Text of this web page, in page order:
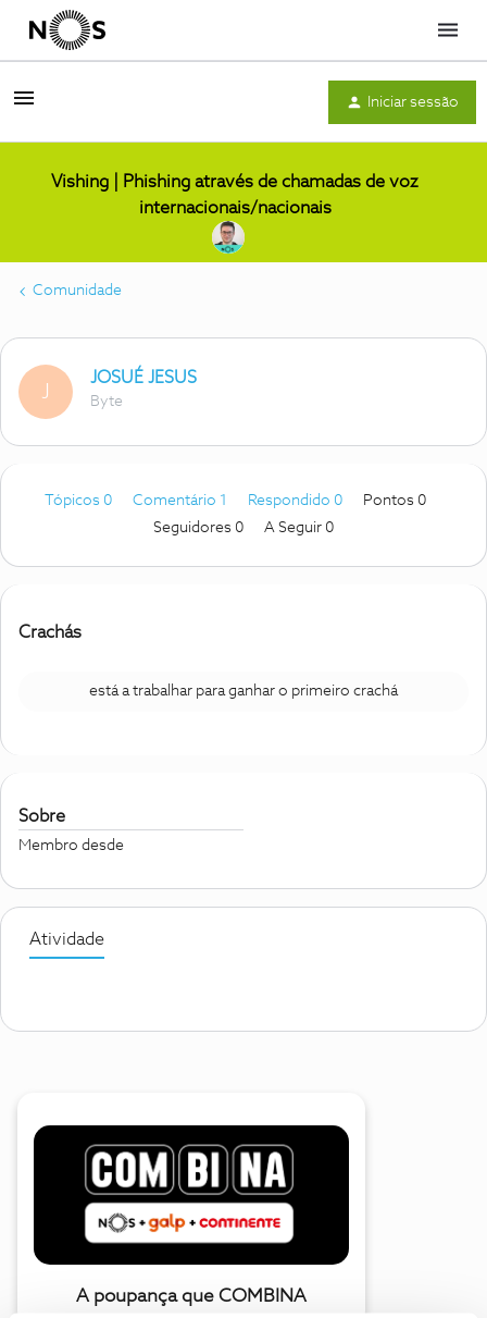
Menu
Iniciar sessão
Vishing | Phishing através de chamadas de voz
internacionais/nacionais
Comunidade
J
JOSUÉ JESUS
Byte
Tópicos 0 Comentário 1 Respondido 0
Pontos 0
Seguidores 0 A Seguir 0
Crachás
está a trabalhar para ganhar o primeiro crachá
Sobre
Membro desde
Atividade
A poupança que COMBINA